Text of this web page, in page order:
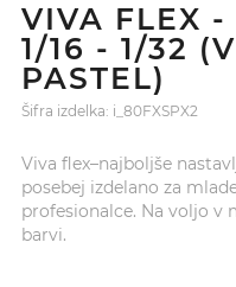
VIVA FLEX -
1/16 - 1/32
PASTEL)
Šifra izdelka: i_80FXSPX2
Viva flex–najboljše
posebej izdelano za
profesionalce. Na voljo v
barvi.